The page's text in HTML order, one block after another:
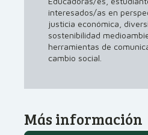
interesados/as en
justicia económica,
sostenibilidad
herramientas de
cambio social.
Más información